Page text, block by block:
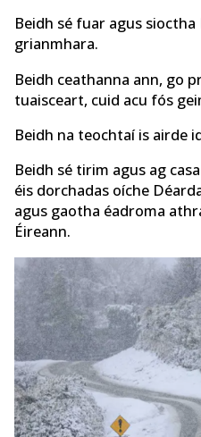
Beidh sé fuar agus
grianmhara.
Beidh ceathanna ann, go
tuaisceart, cuid acu fós
Beidh na teochtaí is airde
Beidh sé tirim agus ag
éis dorchadas oíche
agus gaotha éadroma
Éireann.